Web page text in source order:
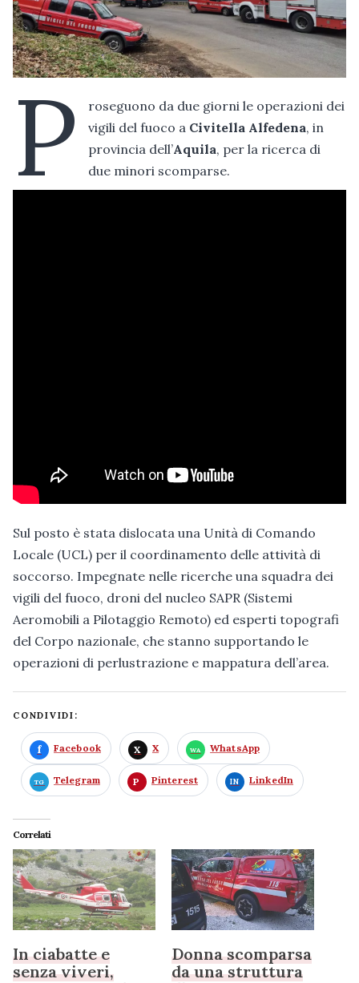
P
roseguono da due giorni le operazioni dei
vigili del fuoco a Civitella Alfedena, in
provincia dell’Aquila, per la ricerca di
due minori scomparse.
Sul posto è stata dislocata una Unità di Comando
Locale (UCL) per il coordinamento delle attività di
soccorso. Impegnate nelle ricerche una squadra dei
vigili del fuoco, droni del nucleo SAPR (Sistemi
Aeromobili a Pilotaggio Remoto) ed esperti topografi
del Corpo nazionale, che stanno supportando le
operazioni di perlustrazione e mappatura dell’area.
CONDIVIDI:
Facebook X WhatsApp
Telegram Pinterest LinkedIn
Correlati
In ciabatte e
senza viveri,
Donna scomparsa
da una struttura